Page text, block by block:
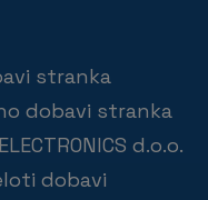
stranka
dobavi stranka
d.o.o.
dobavi